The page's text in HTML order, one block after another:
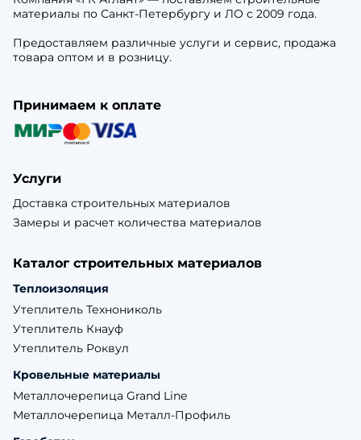
материалы по Санкт-Петербургу и ЛО с 2009 года.
Предоставляем различные услуги и сервис, продажа
товара оптом и в розницу.
Принимаем к оплате
Услуги
Доставка строительных материалов
Замеры и расчет количества материалов
Каталог строительных материалов
Теплоизоляция
Утеплитель Технониколь
Утеплитель Кнауф
Утеплитель Роквул
Кровельные материалы
Металлочерепица Grand Line
Металлочерепица Металл-Профиль